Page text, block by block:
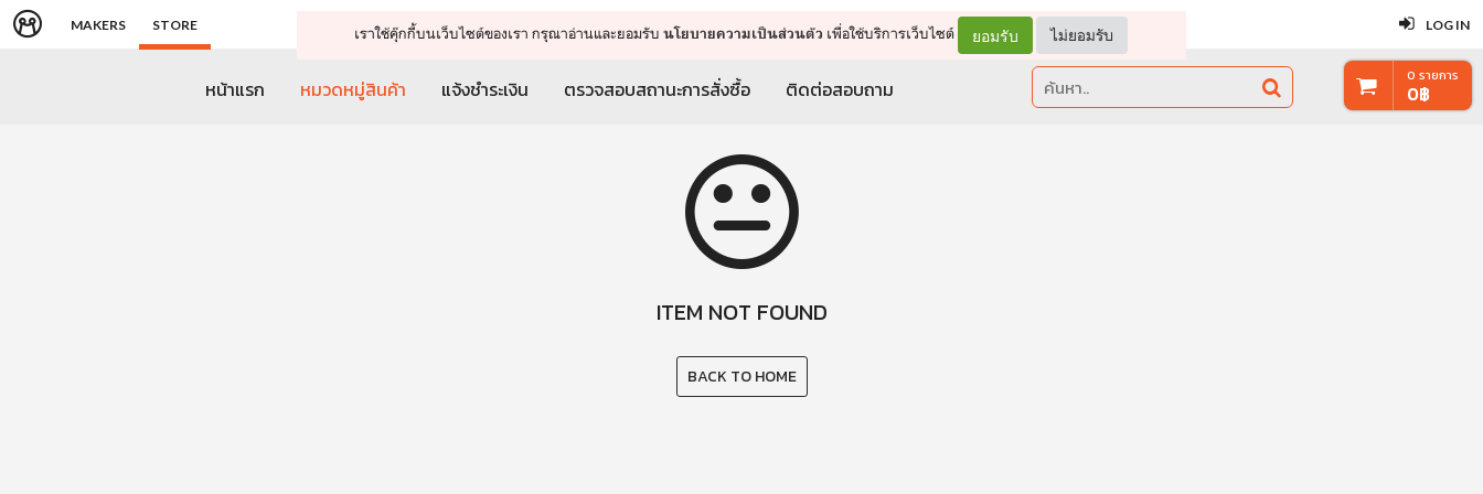
ปิด
จัดการรถเข็น ดำเนินการต่อ
MAKERS STORE LOG IN
เราใช้คุ๊กกี้บนเว็บไซต์ของเรา กรุณาอ่านและยอมรับนโยบายความเป็นส่วนตัว เพื่อใช้บริการเว็บไซต์ ยอมรับ ไม่ยอมรับ
หน้าแรก หมวดหมู่สินค้า แจ้งชำระเงิน ตรวจสอบสถานะการสั่งซื้อ ติดต่อสอบถาม
0 รายการ
0฿
ITEM NOT FOUND
BACK TO HOME